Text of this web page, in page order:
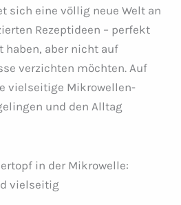
sich eine völlig neue Welt an
Rezeptideen – perfekt
haben, aber nicht auf
verzichten möchten. Auf
vielseitige Mikrowellen-
und den Alltag
in der Mikrowelle:
vielseitig